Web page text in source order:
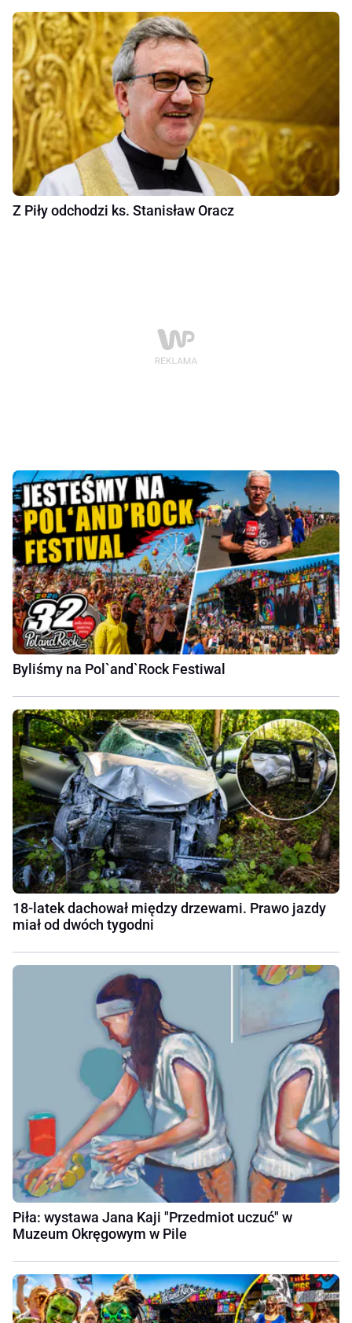
Z Piły odchodzi ks. Stanisław Oracz
Byliśmy na Pol`and`Rock Festiwal
18-latek dachował między drzewami. Prawo jazdy
miał od dwóch tygodni
Piła: wystawa Jana Kaji "Przedmiot uczuć" w
Muzeum Okręgowym w Pile